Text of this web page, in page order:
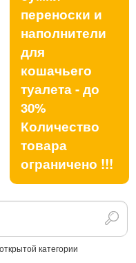
переноски и
наполнители
для
кошачьего
туалета - до
30%
Количество
товара
ограничено !!!
категории